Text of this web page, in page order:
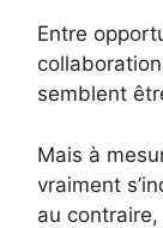
Entre
semblent
Mais à
vraiment
au